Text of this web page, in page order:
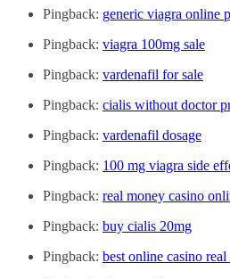
Pingback: generic viagra online
Pingback: viagra 100mg sale
Pingback: vardenafil for sale
Pingback: cialis without doctor
Pingback: vardenafil dosage
Pingback: 100 mg viagra side
Pingback: real money casino
Pingback: buy cialis 20mg
Pingback: best online casino